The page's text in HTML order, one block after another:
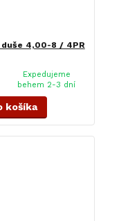
4,00-8 / 4PR
Expedujeme
behem 2-3 dní
košíka